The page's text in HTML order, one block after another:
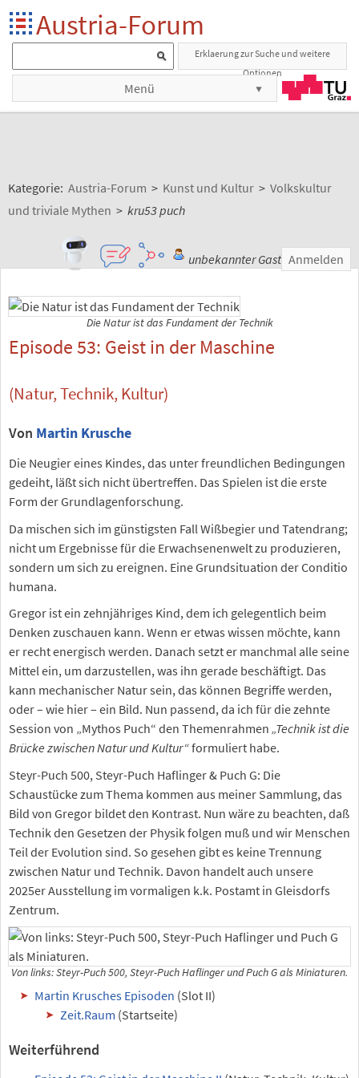
Austria-Forum
Erklaerung zur Suche und weitere
Optionen
Menü
Kategorie: Austria-Forum > Kunst und Kultur > Volkskultur
und triviale Mythen > kru53 puch
unbekannter Gast Anmelden
Die Natur ist das Fundament der Technik
Episode 53: Geist in der Maschine
(Natur, Technik, Kultur)
Von Martin Krusche
Die Neugier eines Kindes, das unter freundlichen Bedingungen
gedeiht, läßt sich nicht übertreffen. Das Spielen ist die erste
Form der Grundlagenforschung.
Da mischen sich im günstigsten Fall Wißbegier und Tatendrang;
nicht um Ergebnisse für die Erwachsenenwelt zu produzieren,
sondern um sich zu ereignen. Eine Grundsituation der Conditio
humana.
Gregor ist ein zehnjähriges Kind, dem ich gelegentlich beim
Denken zuschauen kann. Wenn er etwas wissen möchte, kann
er recht energisch werden. Danach setzt er manchmal alle seine
Mittel ein, um darzustellen, was ihn gerade beschäftigt. Das
kann mechanischer Natur sein, das können Begriffe werden,
oder – wie hier – ein Bild. Nun passend, da ich für die zehnte
Session von „Mythos Puch“ den Themenrahmen „Technik ist die
Brücke zwischen Natur und Kultur“formuliert habe.
Steyr-Puch 500, Steyr-Puch Haflinger & Puch G: Die
Schaustücke zum Thema kommen aus meiner Sammlung, das
Bild von Gregor bildet den Kontrast. Nun wäre zu beachten, daß
Technik den Gesetzen der Physik folgen muß und wir Menschen
Teil der Evolution sind. So gesehen gibt es keine Trennung
zwischen Natur und Technik. Davon handelt auch unsere
2025er Ausstellung im vormaligen k.k. Postamt in Gleisdorfs
Zentrum.
Von links: Steyr-Puch 500, Steyr-Puch Haflinger und Puch G als Miniaturen.
Martin Krusches Episoden (Slot II)
Zeit.Raum (Startseite)
Weiterführend